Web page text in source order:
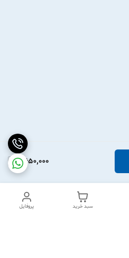
2,650,000
پروفایل سبد خرید